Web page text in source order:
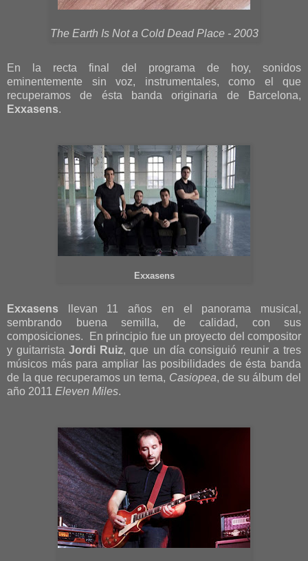
The Earth Is Not a Cold Dead Place - 2003
En la recta final del programa de hoy, sonidos
eminentemente sin voz, instrumentales, como el que
recuperamos de ésta banda originaria de Barcelona,
Exxasens.
Exxasens
Exxasens llevan 11 años en el panorama musical,
sembrando buena semilla, de calidad, con sus
composiciones. En principio fue un proyecto del compositor
y guitarristaJordi Ruiz, que un día consiguió reunir a tres
músicos más para ampliar las posibilidades de ésta banda
de la que recuperamos un tema, Casiopea, de su álbum del
año 2011 Eleven Miles.